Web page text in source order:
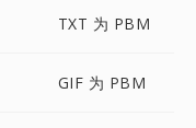
TXT 为 PBM
GIF 为 PBM